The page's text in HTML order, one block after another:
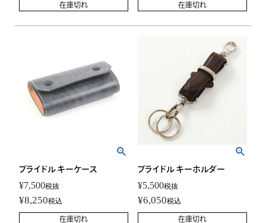
在庫切れ 在庫切れ
ブライドル キーケース
¥7,500税抜
¥8,250税込
在庫切れ
ブライドル キーホルダー
¥5,500税抜
¥6,050税込
在庫切れ